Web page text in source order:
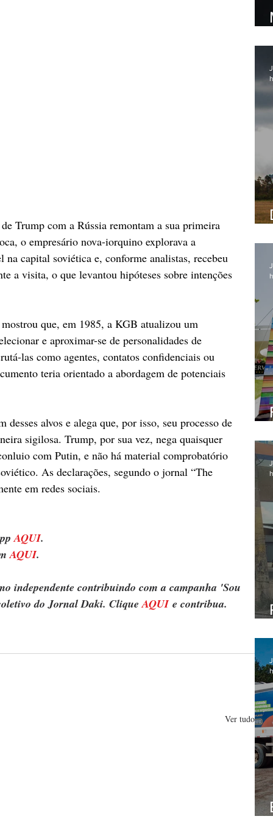
Trump com a Rússia remontam a sua primeira
o empresário nova-iorquino explorava a
capital soviética e, conforme analistas, recebeu
a visita, o que levantou hipóteses sobre intenções
que, em 1985, a KGB atualizou um
e aproximar-se de personalidades de
las como agentes, contatos confidenciais ou
teria orientado a abordagem de potenciais
desses alvos e alega que, por isso, seu processo de
sigilosa. Trump, por sua vez, nega quaisquer
com Putin, e não há material comprobatório
As declarações, segundo o jornal “The
em redes sociais.
AQUI.
AQUI.
independente contribuindo com a campanha 'Sou
do Jornal Daki. Clique AQUI e contribua.
Ver tudo